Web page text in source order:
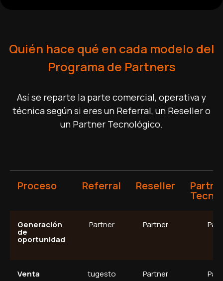
Quién hace qué en cada modelo del
Programa de Partners
Así se reparte la parte comercial, operativa y
técnica según si eres un Referral, un Reseller o
un Partner Tecnológico.
Proceso Referral Reseller
Generación
de
oportunidad
Partner Partner
Venta tugesto Partner